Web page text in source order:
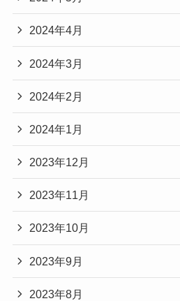
2024年4月
2024年3月
2024年2月
2024年1月
2023年12月
2023年11月
2023年10月
2023年9月
2023年8月